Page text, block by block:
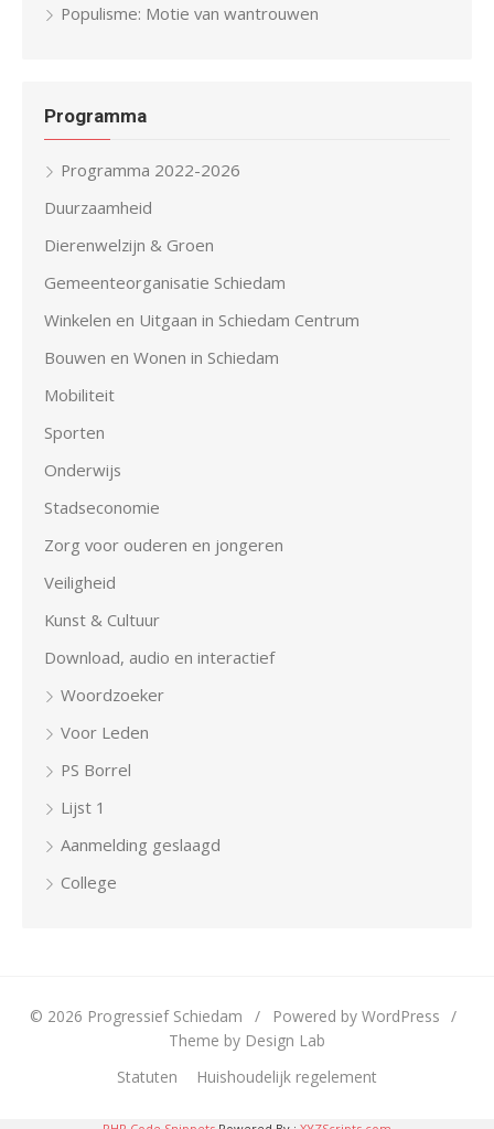
Populisme: Motie van wantrouwen
Programma
Programma 2022-2026
Duurzaamheid
Dierenwelzijn & Groen
Gemeenteorganisatie Schiedam
Winkelen en Uitgaan in Schiedam Centrum
Bouwen en Wonen in Schiedam
Mobiliteit
Sporten
Onderwijs
Stadseconomie
Zorg voor ouderen en jongeren
Veiligheid
Kunst & Cultuur
Download, audio en interactief
Woordzoeker
Voor Leden
PS Borrel
Lijst 1
Aanmelding geslaagd
College
© 2026 Progressief Schiedam / Powered by WordPress
/
Theme by Design Lab
Statuten
Huishoudelijk regelement